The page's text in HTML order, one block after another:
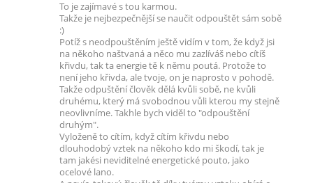
To je zajímavé s tou karmou.
Takže je nejbezpečnější se naučit odpouštět sám sobě
:)
Potíž s neodpouštěním ještě vidím v tom, že když jsi
na někoho naštvaná a něco mu zazlíváš nebo cítíš
křivdu, tak ta energie tě k němu poutá. Protože to
není jeho křivda, ale tvoje, on je naprosto v pohodě.
Takže odpuštění člověk dělá kvůli sobě, ne kvůli
druhému, který má svobodnou vůli kterou my stejně
neovlivníme. Takhle bych viděl to "odpouštění
druhým".
Vyloženě to cítím, když cítím křivdu nebo
dlouhodobý vztek na někoho kdo mi škodí, tak je
tam jakési neviditelné energetické pouto, jako
ocelové lano.